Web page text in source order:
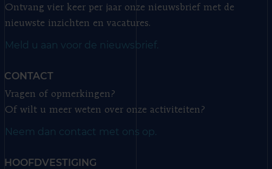
Ontvang vier keer per jaar onze nieuwsbrief met de
nieuwste inzichten en vacatures.
Meld u aan voor de nieuwsbrief.
CONTACT
Vragen of opmerkingen?
Of wilt u meer weten over onze activiteiten?
Neem dan contact met ons op.
HOOFDVESTIGING